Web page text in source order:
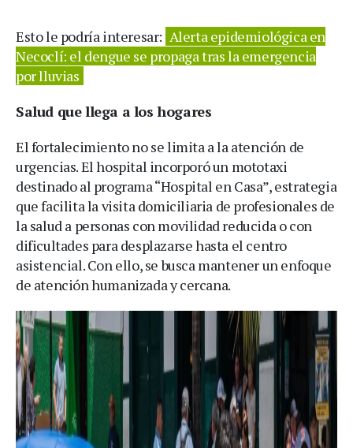
Esto le podría interesar: Alerta epidemiológica en
Necoclí: el dengue se propaga tras la emergencia
por lluvias
Salud que llega a los hogares
El fortalecimiento no se limita a la atención de
urgencias. El hospital incorporó un mototaxi
destinado al programa “Hospital en Casa”, estrategia
que facilita la visita domiciliaria de profesionales de
la salud a personas con movilidad reducida o con
dificultades para desplazarse hasta el centro
asistencial. Con ello, se busca mantener un enfoque
de atención humanizada y cercana.